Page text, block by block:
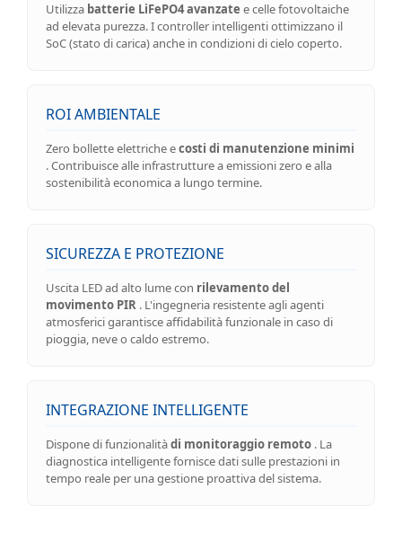
Utilizza batterie LiFePO4 avanzate e celle fotovoltaiche
ad elevata purezza. I controller intelligenti ottimizzano il
SoC (stato di carica) anche in condizioni di cielo coperto.
ROI AMBIENTALE
Zero bollette elettriche ecosti di manutenzione minimi
. Contribuisce alle infrastrutture a emissioni zero e alla
sostenibilità economica a lungo termine.
SICUREZZA E PROTEZIONE
Uscita LED ad alto lume con rilevamento del
movimento PIR . L'ingegneria resistente agli agenti
atmosferici garantisce affidabilità funzionale in caso di
pioggia, neve o caldo estremo.
INTEGRAZIONE INTELLIGENTE
Dispone di funzionalitàdi monitoraggio remoto . La
diagnostica intelligente fornisce dati sulle prestazioni in
tempo reale per una gestione proattiva del sistema.